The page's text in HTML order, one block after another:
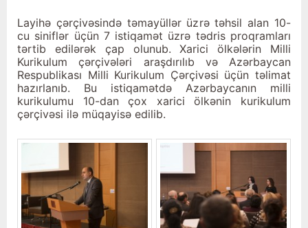
Layihə çərçivəsində təmayüllər üzrə təhsil alan 10-
cu siniflər üçün 7 istiqamət üzrə tədris proqramları
tərtib edilərək çap olunub. Xarici ölkələrin Milli
Kurikulum çərçivələri araşdırılıb və Azərbaycan
Respublikası Milli Kurikulum Çərçivəsi üçün təlimat
hazırlanıb. Bu istiqamətdə Azərbaycanın milli
kurikulumu 10-dan çox xarici ölkənin kurikulum
çərçivəsi ilə müqayisə edilib.